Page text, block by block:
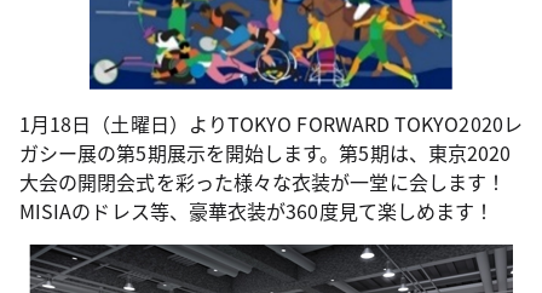
1月18日（土曜日）よりTOKYO FORWARD TOKYO2020レ
ガシー展の第5期展示を開始します。第5期は、東京2020
大会の開閉会式を彩った様々な衣装が一堂に会します！
MISIAのドレス等、豪華衣装が360度見て楽しめます！